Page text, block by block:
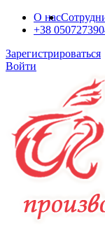
О нас
+38
Зарегистрироваться
Войти